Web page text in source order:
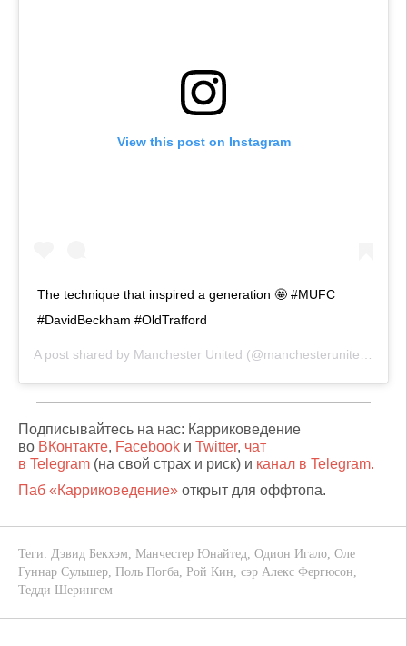
View this post on Instagram
The technique that inspired a generation 🤩 #MUFC
#DavidBeckham #OldTrafford
A post shared by Manchester United (@manchesterunited) on
Подписывайтесь на нас: Карриковедение
во ВКонтакте, Facebook и Twitter, чат
в Telegram (на свой страх и риск) и канал в Telegram.
Паб «Карриковедение» открыт для оффтопа.
Теги: Дэвид Бекхэм, Манчестер Юнайтед, Одион Игало, Оле
Гуннар Сульшер, Поль Погба, Рой Кин, сэр Алекс Фергюсон,
Тедди Шерингем